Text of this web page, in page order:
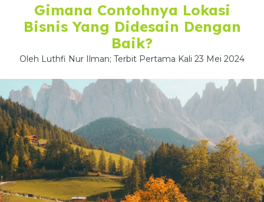
Gimana Contohnya Lokasi
Bisnis Yang Didesain Dengan
Baik?
Oleh Luthfi Nur Ilman; Terbit Pertama Kali 23 Mei 2024